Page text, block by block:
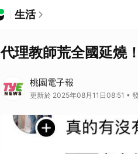
生活
代理教師荒全國延燒
桃園電子報
更新於 2025年08月11日08:51 •